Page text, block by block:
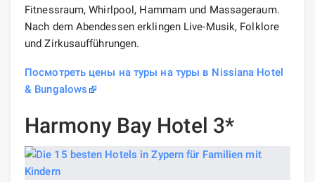
Fitnessraum, Whirlpool, Hammam und Massageraum.
Nach dem Abendessen erklingen Live-Musik, Folklore
und Zirkusaufführungen.
Посмотреть цены на туры на туры в Nissiana Hotel
& Bungalows
Harmony Bay Hotel 3*